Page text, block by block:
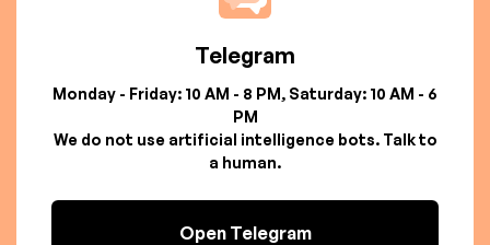
Telegram
Monday - Friday: 10 AM - 8 PM, Saturday: 10 AM - 6
PM
We do not use artificial intelligence bots. Talk to
a human.
Open Telegram